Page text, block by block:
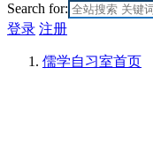
Search for:
登录 注册
儒学自习室首页